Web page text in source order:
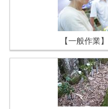
【一般作業